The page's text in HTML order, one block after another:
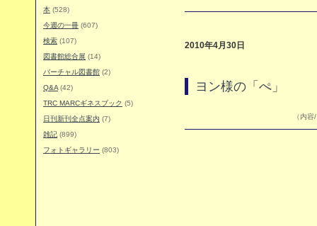
本 (528)
今週の一冊 (607)
検索 (107)
図書館総合展 (14)
バーチャル図書館 (2)
Q&A (42)
TRC MARCギネスブック (5)
日刊新刊全点案内 (7)
雑記 (899)
フォトギャラリー (803)
2010年4月30日
ヨン様の「ぺ」
（内